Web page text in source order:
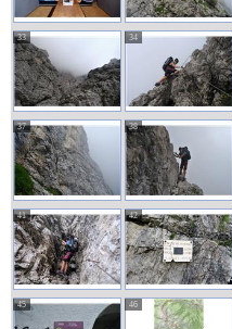
33 34
37 38
41 42
45 46